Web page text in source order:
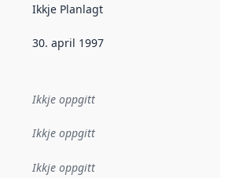
:
Ikkje Planlagt
Denne datoen seier når dataa i dette
30. april 1997
Ikkje oppgitt
Ikkje oppgitt
Ikkje oppgitt